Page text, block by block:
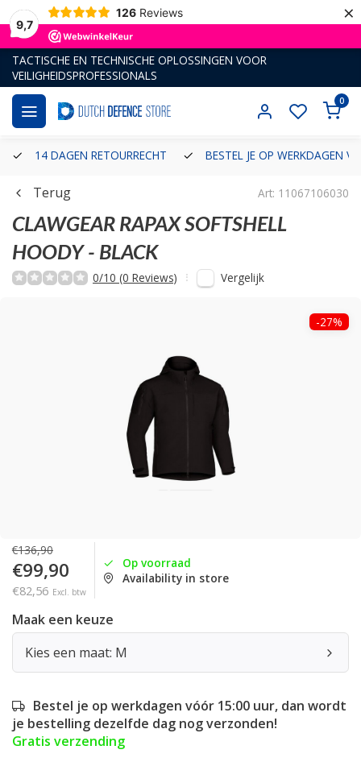
9,7
126 Reviews ×
TACTISCHE EN TECHNISCHE OPLOSSINGEN VOOR
VEILIGHEIDSPROFESSIONALS
0
14 DAGEN RETOURRECHT BESTEL JE OP WERKDAGEN
Terug Art: 11067106030
CLAWGEAR RAPAX SOFTSHELL
HOODY - BLACK
0/10 (0 Reviews) Vergelijk
-27%
€136,90
€99,90
€82,56 Excl. btw
Op voorraad
Availability in store
Maak een keuze
Kies een maat: M
Bestel je op werkdagen vóór 15:00 uur, dan wordt
je bestelling dezelfde dag nog verzonden!
Gratis verzending